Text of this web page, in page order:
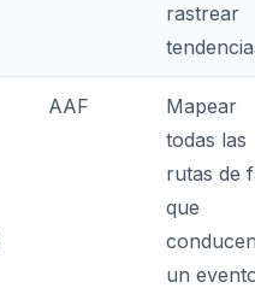
rastrear
AAF
Mapear
todas las
rutas de
que
un